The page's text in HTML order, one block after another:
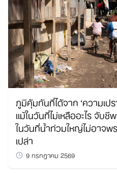
ภูมิคุ้มกันที่ได้จาก ‘ความเป
แม้ในวันที่ไม่เหลืออะไร จับชี
ในวันที่น้ำท่วมใหญ่ไม่อาจพ
เปล่า
9 กรกฎาคม 2569